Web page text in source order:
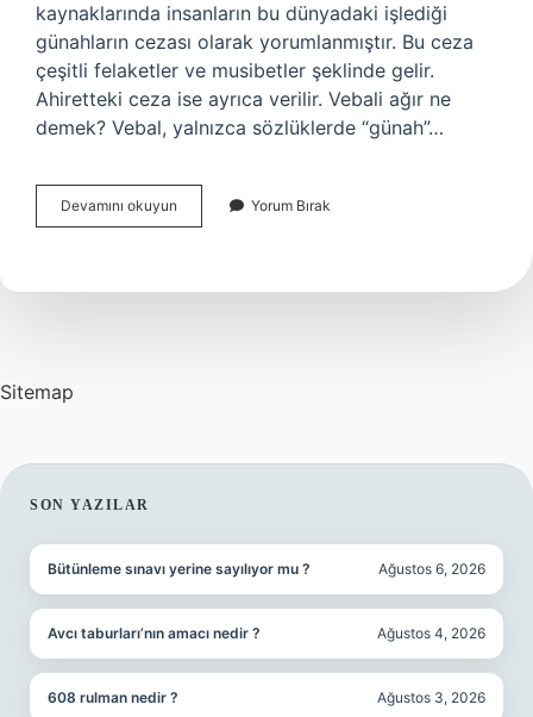
kaynaklarında insanların bu dünyadaki işlediği
günahların cezası olarak yorumlanmıştır. Bu ceza
çeşitli felaketler ve musibetler şeklinde gelir.
Ahiretteki ceza ise ayrıca verilir. Vebali ağır ne
demek? Vebal, yalnızca sözlüklerde “günah”…
Devamını okuyun
Almak
Yorum Bırak
Sitemap
SIDEBAR
SON YAZILAR
Bütünleme sınavı yerine sayılıyor mu ? Ağustos 6, 2026
Avcı taburları’nın amacı nedir ? Ağustos 4, 2026
608 rulman nedir ? Ağustos 3, 2026